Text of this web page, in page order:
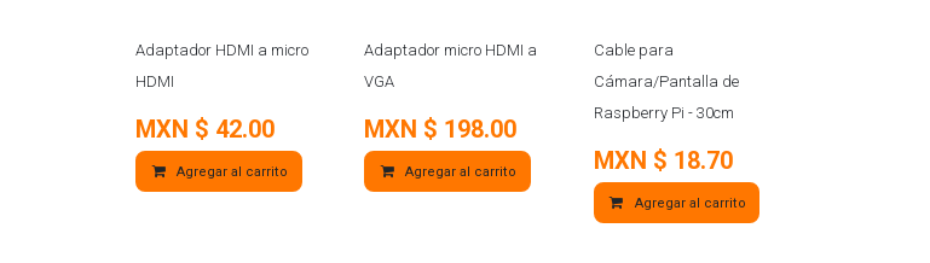
Adaptador HDMI a micro
HDMI
MXN $ 42.00
Agregar al carrito
Adaptador micro HDMI a
VGA
MXN $ 198.00
Agregar al carrito
Cable para
Cámara/Pantalla de
Raspberry Pi - 30cm
MXN $ 18.70
Agregar al carrito